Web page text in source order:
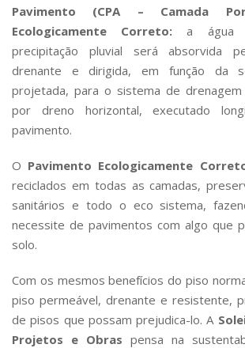
Pavimento (CPA – Camada
Ecologicamente Correto:a água
precipitação pluvial será absorvida
drenante e dirigida, em função da
projetada, para o sistema de
por dreno horizontal, executado
pavimento.
O Pavimento Ecologicamente
reciclados em todas as camadas,
sanitários e todo o eco sistema,
necessite de pavimentos com algo que
solo.
Com os mesmos benefícios do piso
piso permeável, drenante e resistente,
de pisos que possam prejudica-lo. A
Projetos e Obras pensa na